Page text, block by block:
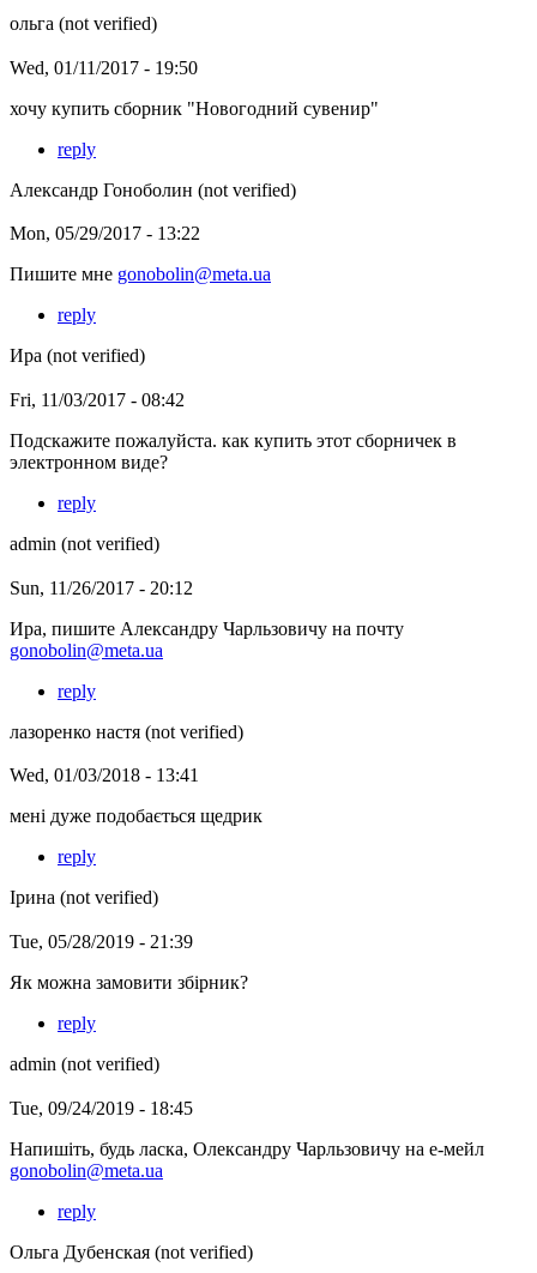
ольга (not verified)
Wed, 01/11/2017 - 19:50
хочу купить сборник "Новогодний сувенир"
reply
Александр Гоноболин (not verified)
Mon, 05/29/2017 - 13:22
Пишите мне gonobolin@meta.ua
reply
Ира (not verified)
Fri, 11/03/2017 - 08:42
Подскажите пожалуйста. как купить этот сборничек в
электронном виде?
reply
admin (not verified)
Sun, 11/26/2017 - 20:12
Ира, пишите Александру Чарльзовичу на почту
gonobolin@meta.ua
reply
лазоренко настя (not verified)
Wed, 01/03/2018 - 13:41
мені дуже подобається щедрик
reply
Ірина (not verified)
Tue, 05/28/2019 - 21:39
Як можна замовити збірник?
reply
admin (not verified)
Tue, 09/24/2019 - 18:45
Напишіть, будь ласка, Олександру Чарльзовичу на е-мейл
gonobolin@meta.ua
reply
Ольга Дубенская (not verified)